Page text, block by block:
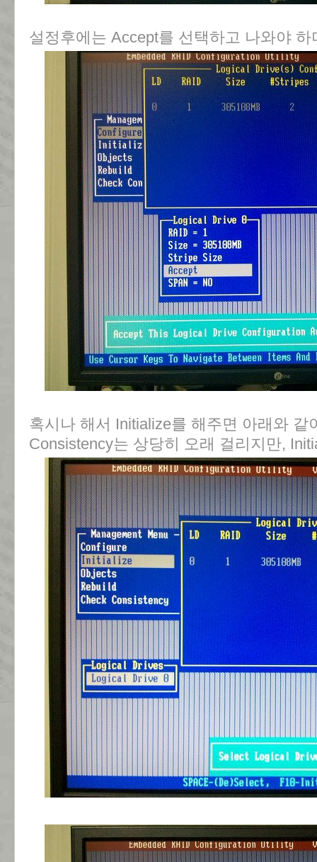
설정후에는 Accept를 선택하고 나와야 하
혹시나 해서 Initialize를 해주면 아래와 같
Consistency는 상당히 오래 걸리지만,